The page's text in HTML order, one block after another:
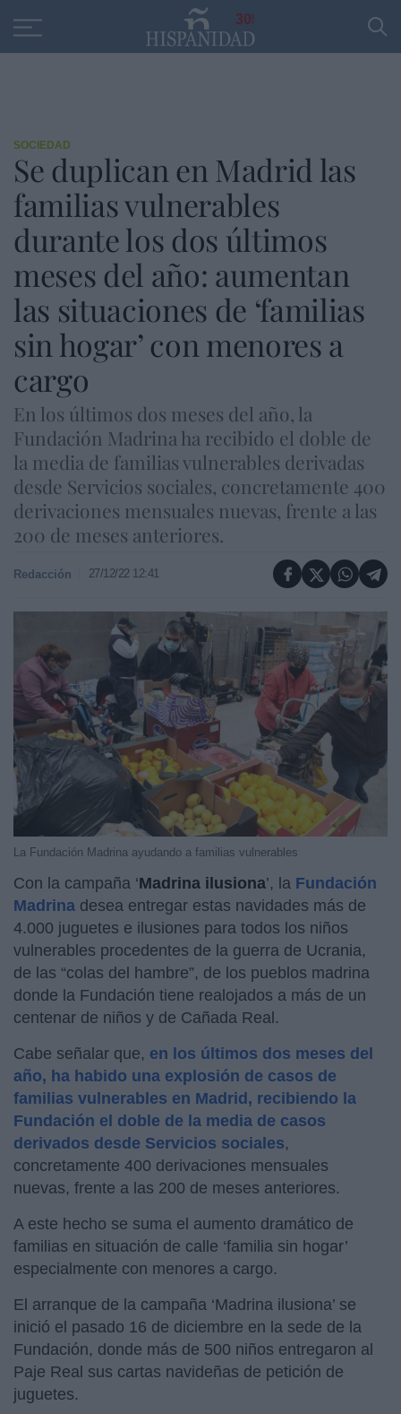
30
SOCIEDAD
Se duplican en Madrid las
familias vulnerables
durante los dos últimos
meses del año: aumentan
las situaciones de ‘familias
sin hogar’ con menores a
cargo
En los últimos dos meses del año, la
Fundación Madrina ha recibido el doble de
la media de familias vulnerables derivadas
desde Servicios sociales, concretamente 400
derivaciones mensuales nuevas, frente a las
200 de meses anteriores.
Redacción 27/12/22 12:41
La Fundación Madrina ayudando a familias vulnerables
Con la campaña ‘Madrina ilusiona’, la Fundación
Madrina desea entregar estas navidades más de
4.000 juguetes e ilusiones para todos los niños
vulnerables procedentes de la guerra de Ucrania,
de las “colas del hambre”, de los pueblos madrina
donde la Fundación tiene realojados a más de un
centenar de niños y de Cañada Real.
Cabe señalar que, en los últimos dos meses del
año, ha habido una explosión de casos de
familias vulnerables en Madrid, recibiendo la
Fundación el doble de la media de casos
derivados desde Servicios sociales,
concretamente 400 derivaciones mensuales
nuevas, frente a las 200 de meses anteriores.
A este hecho se suma el aumento dramático de
familias en situación de calle ‘familia sin hogar’
especialmente con menores a cargo.
El arranque de la campaña ‘Madrina ilusiona’ se
inició el pasado 16 de diciembre en la sede de la
Fundación, donde más de 500 niños entregaron al
Paje Real sus cartas navideñas de petición de
juguetes.